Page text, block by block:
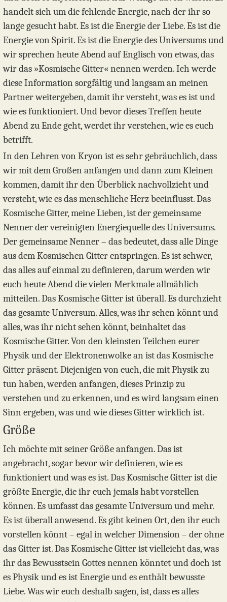
handelt sich um die fehlende Energie, nach der ihr so
lange gesucht habt. Es ist die Energie der Liebe. Es ist die
Energie von Spirit. Es ist die Energie des Universums und
wir sprechen heute Abend auf Englisch von etwas, das
wir das »Kosmische Gitter« nennen werden. Ich werde
diese Information sorgfältig und langsam an meinen
Partner weitergeben, damit ihr versteht, was es ist und
wie es funktioniert. Und bevor dieses Treffen heute
Abend zu Ende geht, werdet ihr verstehen, wie es euch
betrifft.
In den Lehren von Kryon ist es sehr gebräuchlich, dass
wir mit dem Großen anfangen und dann zum Kleinen
kommen, damit ihr den Überblick nachvollzieht und
versteht, wie es das menschliche Herz beeinflusst. Das
Kosmische Gitter, meine Lieben, ist der gemeinsame
Nenner der vereinigten Energiequelle des Universums.
Der gemeinsame Nenner – das bedeutet, dass alle Dinge
aus dem Kosmischen Gitter entspringen. Es ist schwer,
das alles auf einmal zu definieren, darum werden wir
euch heute Abend die vielen Merkmale allmählich
mitteilen. Das Kosmische Gitter ist überall. Es durchzieht
das gesamte Universum. Alles, was ihr sehen könnt und
alles, was ihr nicht sehen könnt, beinhaltet das
Kosmische Gitter. Von den kleinsten Teilchen eurer
Physik und der Elektronenwolke an ist das Kosmische
Gitter präsent. Diejenigen von euch, die mit Physik zu
tun haben, werden anfangen, dieses Prinzip zu
verstehen und zu erkennen, und es wird langsam einen
Sinn ergeben, was und wie dieses Gitter wirklich ist.
Größe
Ich möchte mit seiner Größe anfangen. Das ist
angebracht, sogar bevor wir definieren, wie es
funktioniert und was es ist. Das Kosmische Gitter ist die
größte Energie, die ihr euch jemals habt vorstellen
können. Es umfasst das gesamte Universum und mehr.
Es ist überall anwesend. Es gibt keinen Ort, den ihr euch
vorstellen könnt – egal in welcher Dimension – der ohne
das Gitter ist. Das Kosmische Gitter ist vielleicht das, was
ihr das Bewusstsein Gottes nennen könntet und doch ist
es Physik und es ist Energie und es enthält bewusste
Liebe. Was wir euch deshalb sagen, ist, dass es alles